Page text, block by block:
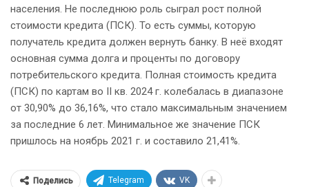
населения. Не последнюю роль сыграл рост полной
стоимости кредита (ПСК). То есть суммы, которую
получатель кредита должен вернуть банку. В неё входят
основная сумма долга и проценты по договору
потребительского кредита. Полная стоимость кредита
(ПСК) по картам во II кв. 2024 г. колебалась в диапазоне
от 30,90% до 36,16%, что стало максимальным значением
за последние 6 лет. Минимальное же значение ПСК
пришлось на ноябрь 2021 г. и составило 21,41%.
Поделись Telegram VK